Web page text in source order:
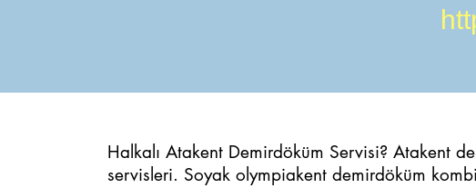
Halkalı Atakent Demirdöküm Servisi? Atakent
servisleri. Soyak olympiakent demirdöküm